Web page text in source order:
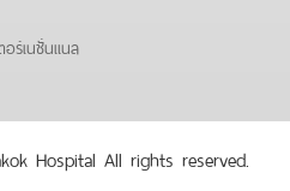
ร์เนชั่นแนล
Hospital All rights reserved.